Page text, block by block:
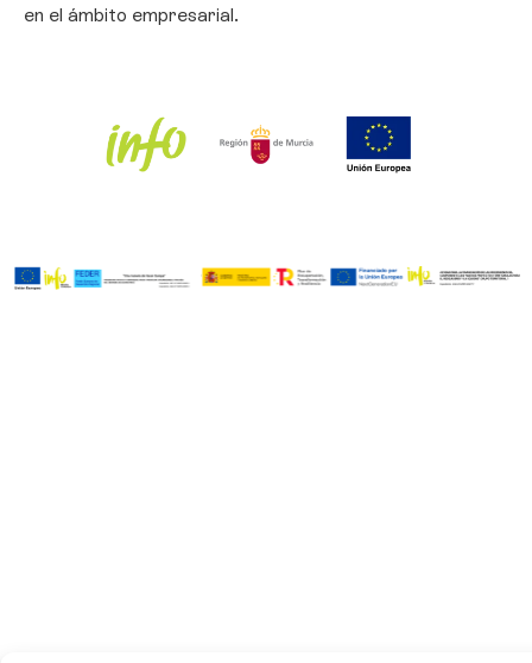
en el ámbito empresarial.